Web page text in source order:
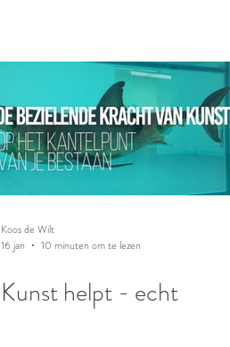
Kunst helpt - echt
Koos de Wilt
16 jan
10 minuten om te lezen